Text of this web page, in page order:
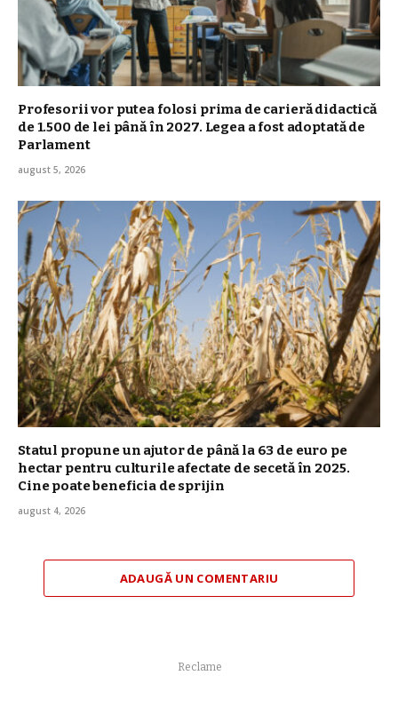
Profesorii vor putea folosi prima de carieră didactică
de 1.500 de lei până în 2027. Legea a fost adoptată de
Parlament
august 5, 2026
Statul propune un ajutor de până la 63 de euro pe
hectar pentru culturile afectate de secetă în 2025.
Cine poate beneficia de sprijin
august 4, 2026
ADAUGĂ UN COMENTARIU
Reclame